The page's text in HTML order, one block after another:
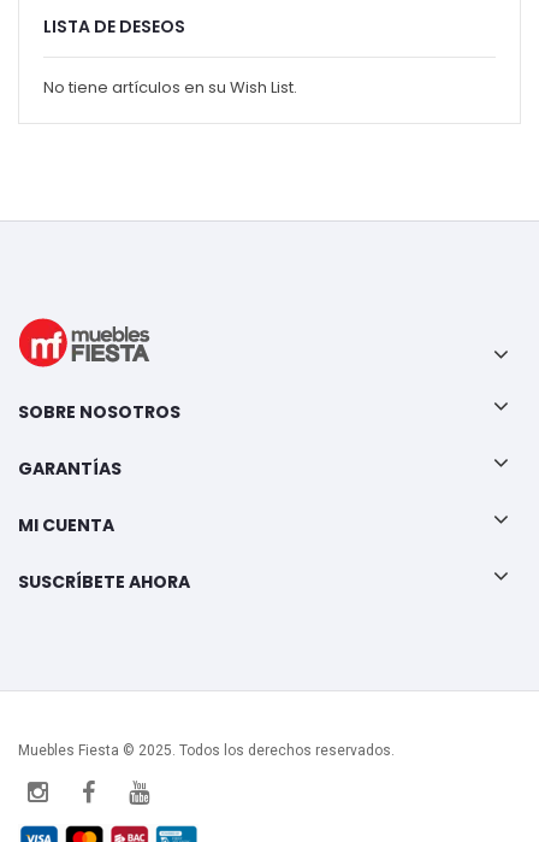
LISTA DE DESEOS
No tiene artículos en su Wish List.
SOBRE NOSOTROS
GARANTÍAS
MI CUENTA
SUSCRÍBETE AHORA
Muebles Fiesta © 2025. Todos los derechos reservados.